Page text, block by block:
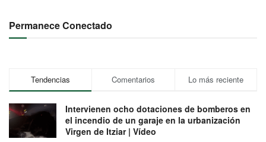
Permanece Conectado
Tendencias Comentarios Lo más reciente
Intervienen ocho dotaciones de bomberos en
el incendio de un garaje en la urbanización
Virgen de Itziar | Vídeo